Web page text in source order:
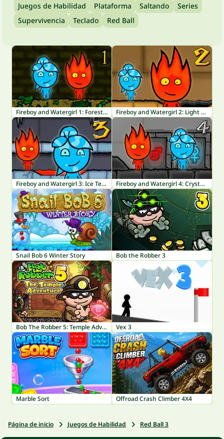
Juegos de Habilidad
Plataforma Saltando
Series
Supervivencia
Teclado Red Ball
Fireboy and Watergirl 1: Forest Temple Fireboy and Watergirl 2: Light Temple
Fireboy and Watergirl 3: Ice Temple Fireboy and Watergirl 4: Crystal Temple
Snail Bob 6 Winter Story Bob the Robber 3
Bob The Robber 5: Temple Adventure Vex 3
Marble Sort Offroad Crash Climber 4X4
Página de inicio Juegos de Habilidad Red Ball 3